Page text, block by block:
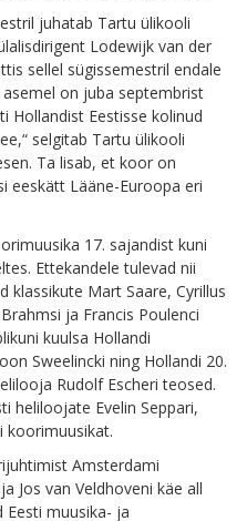
juhatab Tartu ülikooli
Lodewijk van der
sellel sügissemestril endale
on juba septembrist
Hollandist Eestisse kolinud
selgitab Tartu ülikooli
Ta lisab, et koor on
eeskätt Lääne-Euroopa eri
17. sajandist kuni
Ettekandele tulevad nii
klassikute Mart Saare, Cyrillus
ja Francis Poulenci
kuulsa Hollandi
Sweelincki ning Hollandi 20.
Rudolf Escheri teosed.
heliloojate Evelin Seppari,
koorimuusikat.
Amsterdami
Jos van Veldhoveni käe all
muusika- ja